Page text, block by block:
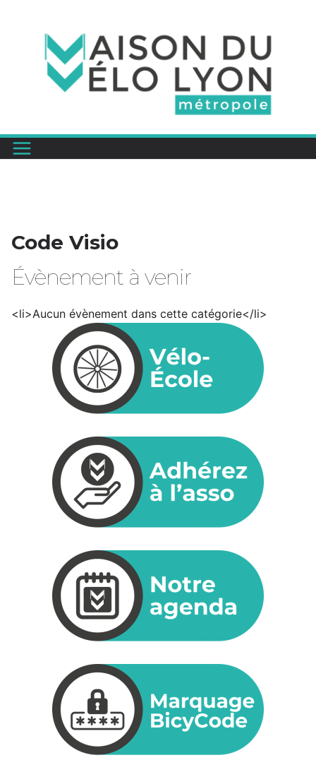
Code Visio
Évènement à venir
<li>Aucun évènement dans cette catégorie</li>